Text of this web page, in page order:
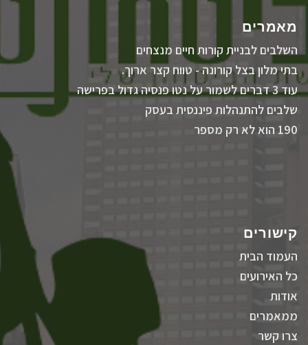
מאמרים
השלבים לבניית קורות חיים מנצחים
בתי מלון בצל קורונה - טווח קצר ארוך.
עוד 3 דברים לשמור על נטו פנסיה גדול בפרישה
שלבים להתנהלות פיננסית בעסק
190 הוא לא רק מספר
קישורים
העמוד הבית
כל האירועים
אודות
ממאמרים
צרו קשר